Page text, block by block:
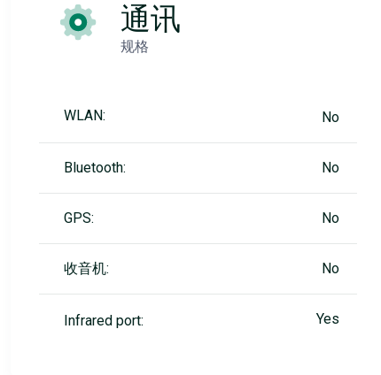
通讯
规格
WLAN: No
Bluetooth: No
GPS: No
收音机: No
Infrared port: Yes